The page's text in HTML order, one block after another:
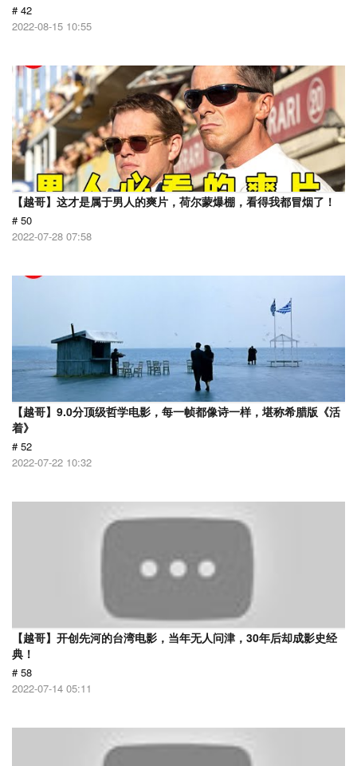
# 42
2022-08-15 10:55
【越哥】这才是属于男人的爽片，荷尔蒙爆棚，看得我都冒烟了！
# 50
2022-07-28 07:58
【越哥】9.0分顶级哲学电影，每一帧都像诗一样，堪称希腊版《活
着》
# 52
2022-07-22 10:32
【越哥】开创先河的台湾电影，当年无人问津，30年后却成影史经
典！
# 58
2022-07-14 05:11